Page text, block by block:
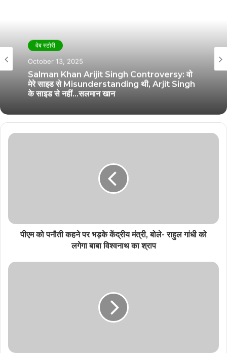
वेब स्टोरी
October 13, 2025
Salman Khan Arijit Singh Controversy: वो
मेरे साइड से Misunderstanding थी, Arjit Singh
के साइड से नहीं…सलमान खान
पीएम को पनौती कहने पर भड़के केंद्रीय मंत्री, बोले- राहुल गांधी को
लगेगा बाबा विश्वनाथ का श्राप